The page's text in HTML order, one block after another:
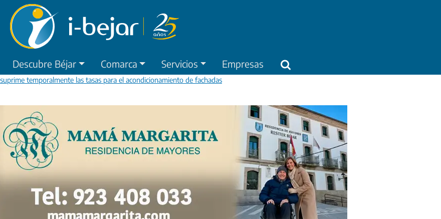
Descubre Béjar Comarca Servicios Empresas
temporalmente las tasas para el acondicionamiento de fachadas